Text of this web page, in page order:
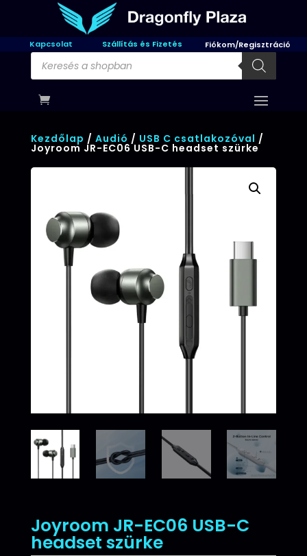
Kapcsolat Szállítás és Fizetés Fiókom/Regisztráció
Products
search
Kezdőlap / Audió / USB C csatlakozóval /
Joyroom JR-EC06 USB-C headset szürke
Joyroom JR-EC06 USB-C
headset szürke